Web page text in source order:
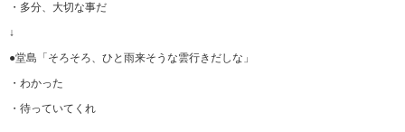
・多分、大切な事だ
↓
●堂島「そろそろ、ひと雨来そうな雲行きだしな」
・わかった
・待っていてくれ